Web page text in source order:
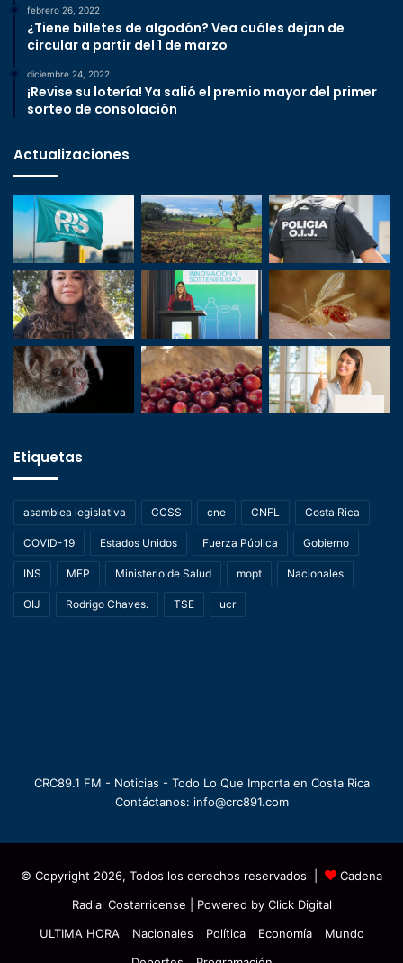
febrero 26, 2022
¿Tiene billetes de algodón? Vea cuáles dejan de
circular a partir del 1 de marzo
diciembre 24, 2022
¡Revise su lotería! Ya salió el premio mayor del primer
sorteo de consolación
Actualizaciones
Etiquetas
asamblea legislativa CCSS cne CNFL Costa Rica
COVID-19 Estados Unidos Fuerza Pública Gobierno
INS MEP Ministerio de Salud mopt Nacionales
OIJ Rodrigo Chaves. TSE ucr
CRC89.1 FM - Noticias - Todo Lo Que Importa en Costa Rica
Contáctanos: info@crc891.com
© Copyright 2026, Todos los derechos reservados |
Cadena
Radial Costarricense | Powered by Click Digital
ULTIMA HORA
Nacionales Política Economía
Mundo